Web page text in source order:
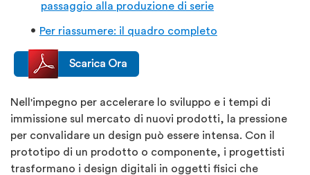
passaggio alla produzione di serie
Per riassumere: il quadro completo
Nell'impegno per accelerare lo sviluppo e i tempi di
immissione sul mercato di nuovi prodotti, la pressione
per convalidare un design può essere intensa. Con il
prototipo di un prodotto o componente, i progettisti
trasformano i design digitali in oggetti fisici che